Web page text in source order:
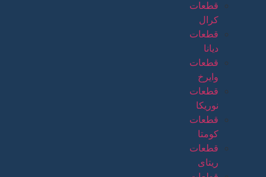
قطعات
کرال
قطعات
دیانا
قطعات
وایرخ
قطعات
نوریکا
قطعات
کومتا
قطعات
ریتای